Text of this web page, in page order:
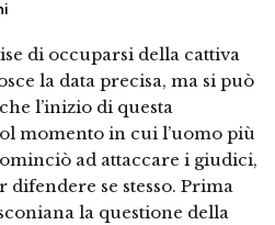
di occuparsi della cattiva
la data precisa, ma si può
l’inizio di questa
momento in cui l’uomo più
ad attaccare i giudici,
difendere se stesso. Prima
la questione della